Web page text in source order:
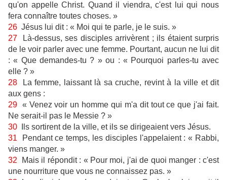
qu'on appelle Christ. Quand il viendra, c'est lui qui nous
fera connaître toutes choses. »
26 Jésus lui dit : « Moi qui te parle, je le suis. »
27
Là-dessus, ses disciples arrivèrent ; ils étaient surpris
de le voir parler avec une femme. Pourtant, aucun ne lui dit
: « Que demandes-tu ? » ou : « Pourquoi parles-tu avec
elle ? »
28
La femme, laissant là sa cruche, revint à la ville et dit
aux gens :
29 « Venez voir un homme qui m'a dit tout ce que j'ai fait.
Ne serait-il pas le Messie ? »
30
Ils sortirent de la ville, et ils se dirigeaient vers Jésus.
31
Pendant ce temps, les disciples l'appelaient : « Rabbi,
viens manger. »
32
Mais il répondit : « Pour moi, j'ai de quoi manger : c'est
une nourriture que vous ne connaissez pas. »